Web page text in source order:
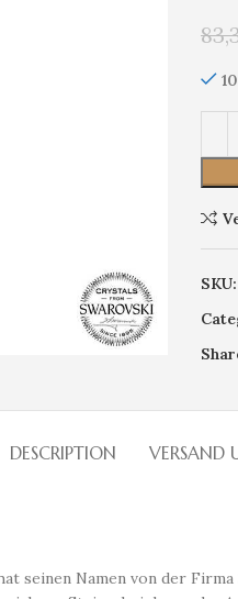
SKU:
DESCRIPTION VERSAND
Namen von der